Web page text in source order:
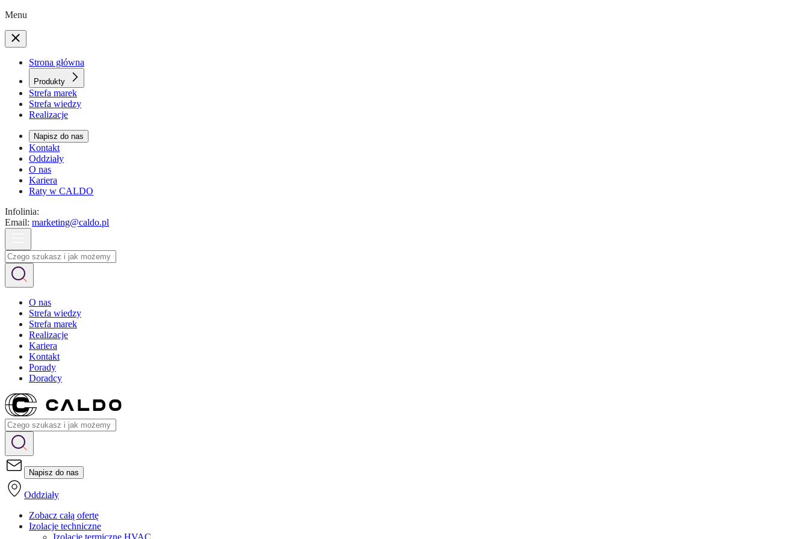
Menu
Strona główna
Produkty
Strefa marek
Strefa wiedzy
Realizacje
Napisz do nas
Kontakt
Oddziały
O nas
Kariera
Raty w CALDO
Infolinia:
Email: marketing@caldo.pl
O nas
Strefa wiedzy
Strefa marek
Realizacje
Kariera
Kontakt
Porady
Doradcy
Napisz do nas
Oddziały
Zobacz całą ofertę
Izolacje techniczne
Izolacje termiczne HVAC